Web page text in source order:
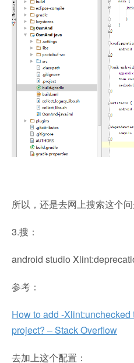
所以，还是去网上搜索这个问
3.搜：
android studio
参考：
How to add -
project? – Stack Overflow
去加上这个配置：